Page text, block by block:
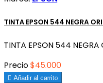
TINTA EPSON 544 NEGRA
TINTA EPSON 544 NEGRA
Precio$45.000
 Añadir al carrito